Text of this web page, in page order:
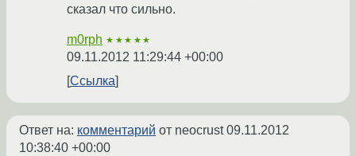
сказал что сильно.
m0rph ★★★★★
09.11.2012 11:29:44 +00:00
Ссылка
Ответ на: комментарий от neocrust09.11.2012
10:38:40 +00:00